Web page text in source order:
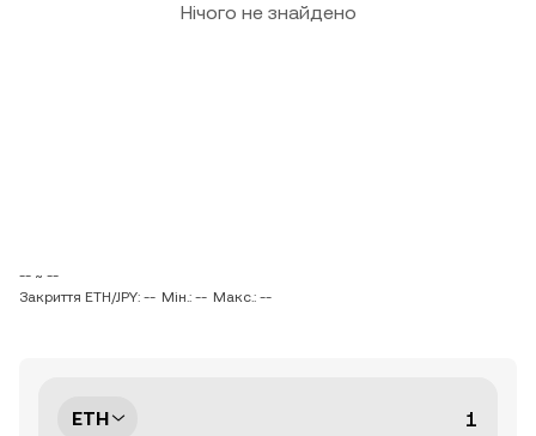
Нічого не знайдено
-- ~ --
Закриття ETH/JPY: -- Мін.: -- Макс.: --
ETH